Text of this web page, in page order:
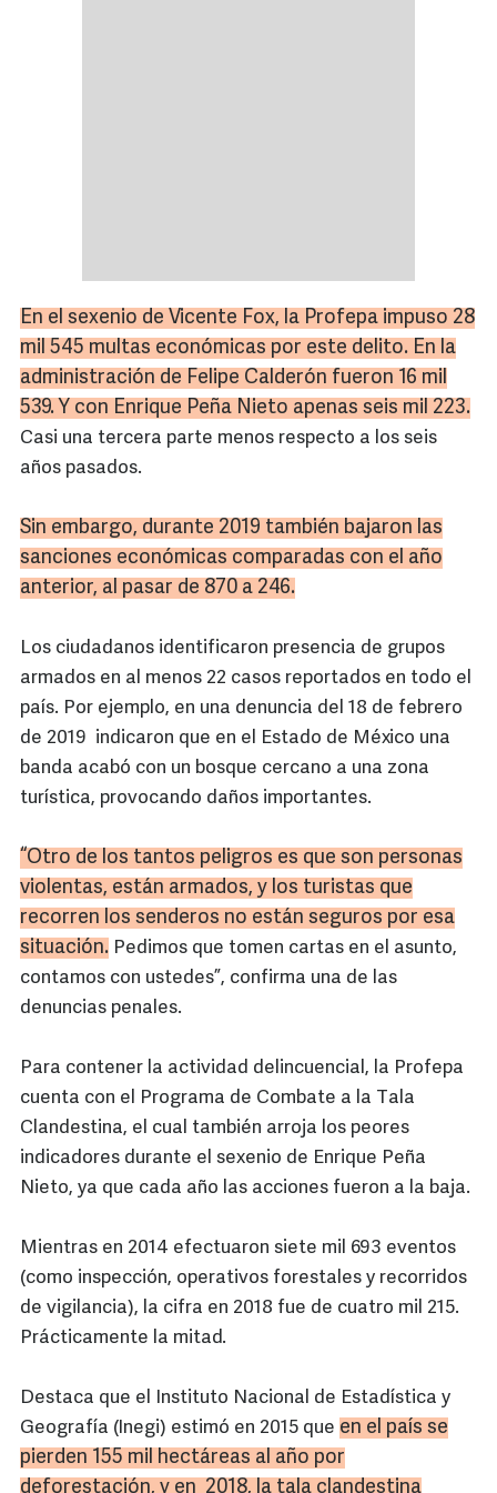
En el sexenio de Vicente Fox, la Profepa impuso 28
mil 545 multas económicas por este delito. En la
administración de Felipe Calderón fueron 16 mil
539. Y con Enrique Peña Nieto apenas seis mil 223.
Casi una tercera parte menos respecto a los seis
años pasados.
Sin embargo, durante 2019 también bajaron las
sanciones económicas comparadas con el año
anterior, al pasar de 870 a 246.
Los ciudadanos identificaron presencia de grupos
armados en al menos 22 casos reportados en todo el
país. Por ejemplo, en una denuncia del 18 de febrero
de 2019 indicaron que en el Estado de México una
banda acabó con un bosque cercano a una zona
turística, provocando daños importantes.
“Otro de los tantos peligros es que son personas
violentas, están armados, y los turistas que
recorren los senderos no están seguros por esa
situación. Pedimos que tomen cartas en el asunto,
contamos con ustedes”, confirma una de las
denuncias penales.
Para contener la actividad delincuencial, la Profepa
cuenta con el Programa de Combate a la Tala
Clandestina, el cual también arroja los peores
indicadores durante el sexenio de Enrique Peña
Nieto, ya que cada año las acciones fueron a la baja.
Mientras en 2014 efectuaron siete mil 693 eventos
(como inspección, operativos forestales y recorridos
de vigilancia), la cifra en 2018 fue de cuatro mil 215.
Prácticamente la mitad.
Destaca que el Instituto Nacional de Estadística y
Geografía (Inegi) estimó en 2015 que en el país se
pierden 155 mil hectáreas al año por
deforestación, y en 2018, la tala clandestina